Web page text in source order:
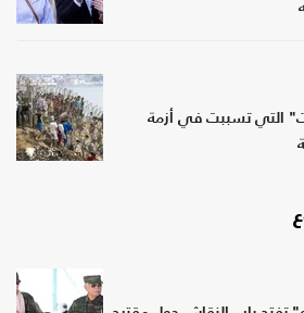
التي تسببت في أزمة